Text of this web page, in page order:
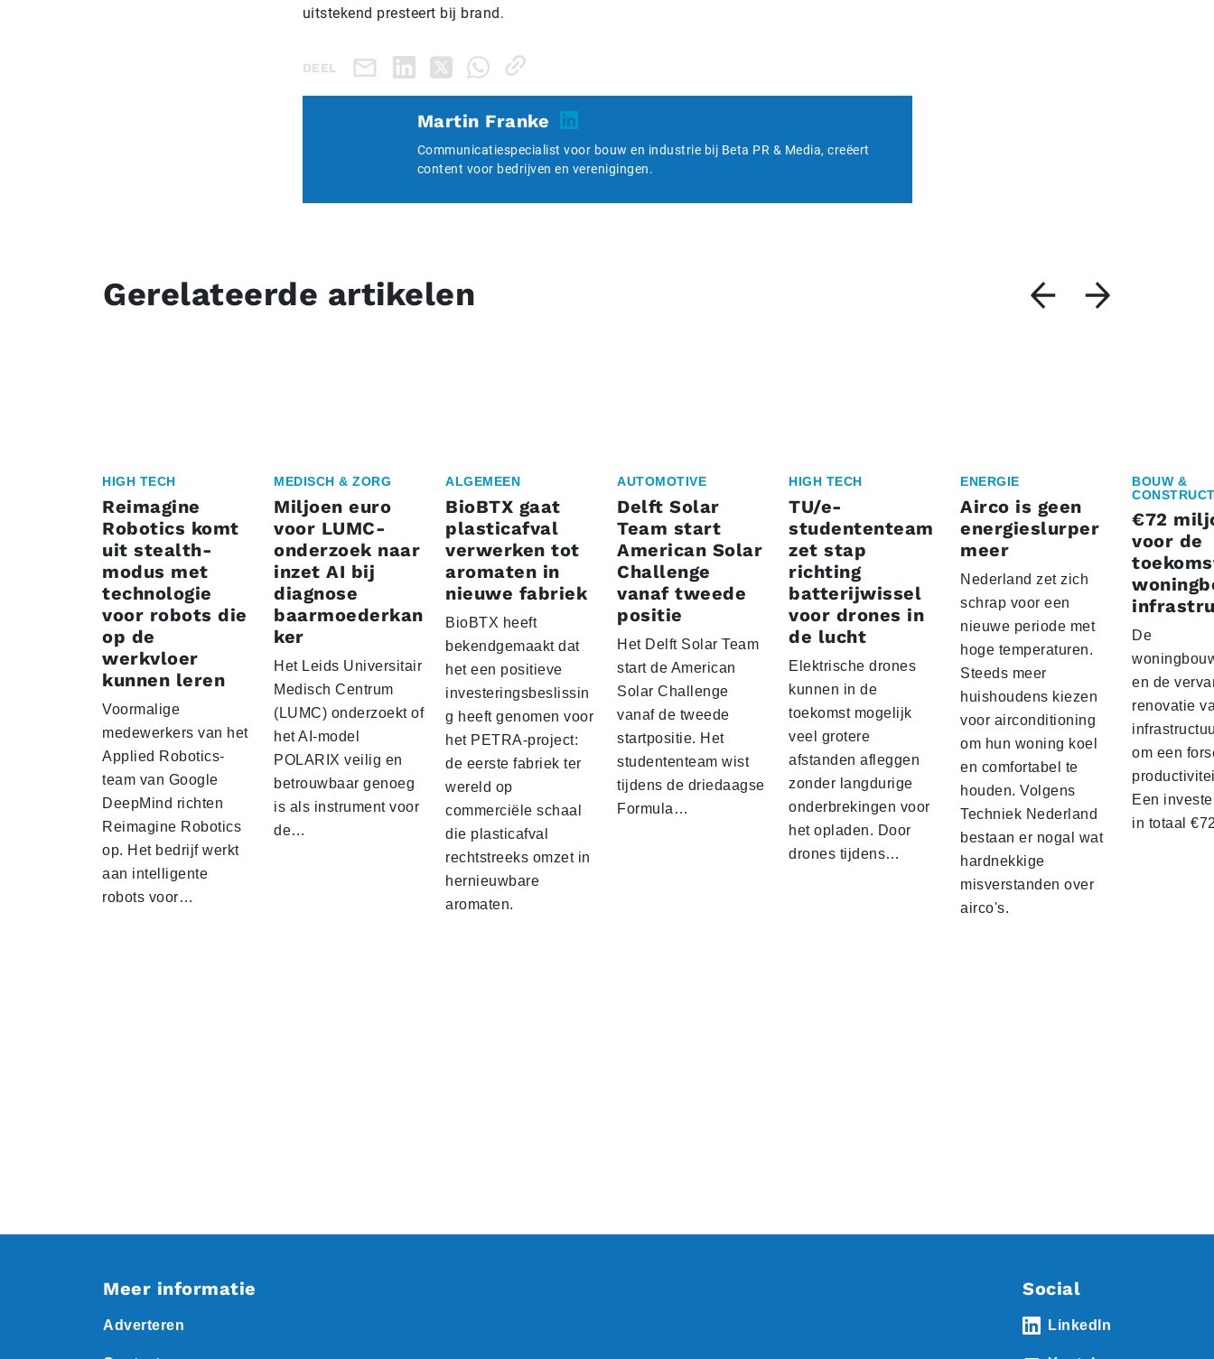
uitstekend presteert bij brand.
DEEL
Martin Franke
Communicatiespecialist voor bouw en industrie bij Beta PR & Media, creëert
content voor bedrijven en verenigingen.
Gerelateerde artikelen
HIGH TECH
Reimagine
Robotics komt
uit stealth-
modus met
technologie
voor robots die
op de
werkvloer
kunnen leren
Voormalige
medewerkers van het
Applied Robotics-
team van Google
DeepMind richten
Reimagine Robotics
op. Het bedrijf werkt
aan intelligente
robots voor…
MEDISCH & ZORG
Miljoen euro
voor LUMC-
onderzoek naar
inzet AI bij
diagnose
baarmoederkan
ker
Het Leids Universitair
Medisch Centrum
(LUMC) onderzoekt of
het AI-model
POLARIX veilig en
betrouwbaar genoeg
is als instrument voor
de…
ALGEMEEN
BioBTX gaat
plasticafval
verwerken tot
aromaten in
nieuwe fabriek
BioBTX heeft
bekendgemaakt dat
het een positieve
investeringsbeslissin
g heeft genomen voor
het PETRA-project:
de eerste fabriek ter
wereld op
commerciële schaal
die plasticafval
rechtstreeks omzet in
hernieuwbare
aromaten.
AUTOMOTIVE
Delft Solar
Team start
American Solar
Challenge
vanaf tweede
positie
Het Delft Solar Team
start de American
Solar Challenge
vanaf de tweede
startpositie. Het
studententeam wist
tijdens de driedaagse
Formula…
HIGH TECH
TU/e-
studententeam
zet stap
richting
batterijwissel
voor drones in
de lucht
Elektrische drones
kunnen in de
toekomst mogelijk
veel grotere
afstanden afleggen
zonder langdurige
onderbrekingen voor
het opladen. Door
drones tijdens…
ENERGIE
Airco is geen
energieslurper
meer
Nederland zet zich
schrap voor een
nieuwe periode met
hoge temperaturen.
Steeds meer
huishoudens kiezen
voor airconditioning
om hun woning koel
en comfortabel te
houden. Volgens
Techniek Nederland
bestaan er nogal wat
hardnekkige
misverstanden over
airco's.
BOUW &
€72
voor de
De
en de
renovatie
om een
Een
in totaal
Meer informatie
Adverteren
Social
LinkedIn